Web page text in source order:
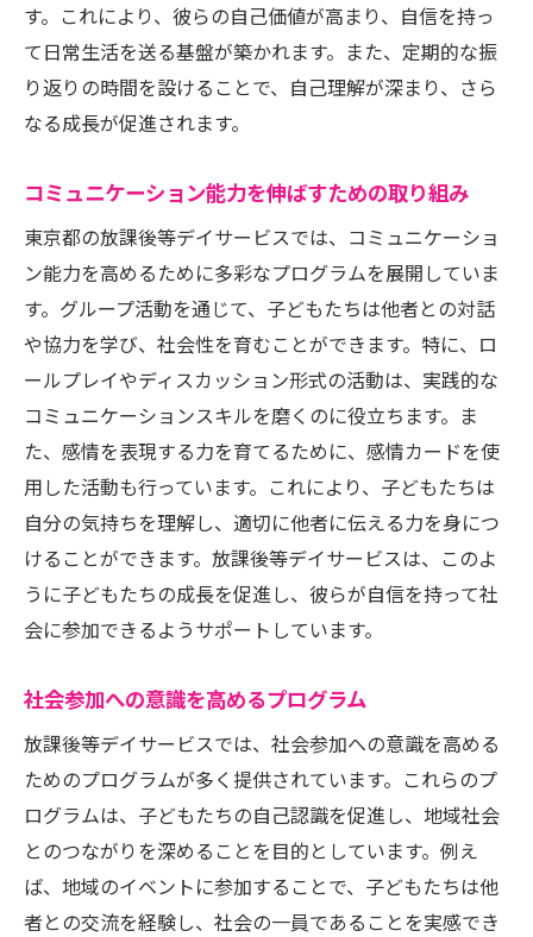
す。これにより、彼らの自己価値が高まり、自信を持っ
て日常生活を送る基盤が築かれます。また、定期的な振
り返りの時間を設けることで、自己理解が深まり、さら
なる成長が促進されます。
コミュニケーション能力を伸ばすための取り組み
東京都の放課後等デイサービスでは、コミュニケーショ
ン能力を高めるために多彩なプログラムを展開していま
す。グループ活動を通じて、子どもたちは他者との対話
や協力を学び、社会性を育むことができます。特に、ロ
ールプレイやディスカッション形式の活動は、実践的な
コミュニケーションスキルを磨くのに役立ちます。ま
た、感情を表現する力を育てるために、感情カードを使
用した活動も行っています。これにより、子どもたちは
自分の気持ちを理解し、適切に他者に伝える力を身につ
けることができます。放課後等デイサービスは、このよ
うに子どもたちの成長を促進し、彼らが自信を持って社
会に参加できるようサポートしています。
社会参加への意識を高めるプログラム
放課後等デイサービスでは、社会参加への意識を高める
ためのプログラムが多く提供されています。これらのプ
ログラムは、子どもたちの自己認識を促進し、地域社会
とのつながりを深めることを目的としています。例え
ば、地域のイベントに参加することで、子どもたちは他
者との交流を経験し、社会の一員であることを実感でき